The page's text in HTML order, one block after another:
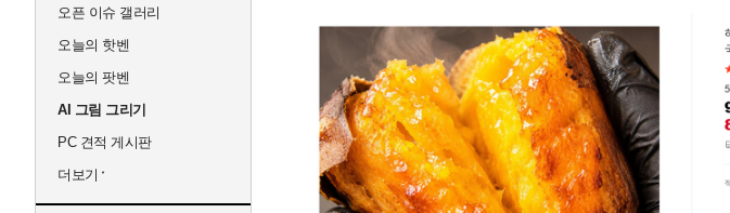
오픈 이슈 갤러리
오늘의 핫벤
오늘의 팟벤
AI 그림 그리기
PC 견적 게시판
더보기